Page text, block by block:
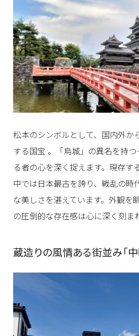
松本のシンボルとして、国内外か
する国宝 。「烏城」の異名を持
る者の心を深く捉えます。現存す
中では日本最古を誇り、戦乱の時
な美しさを湛えています。外観を
の圧倒的な存在感は心に深く刻ま
蔵造りの風情ある街並み「中